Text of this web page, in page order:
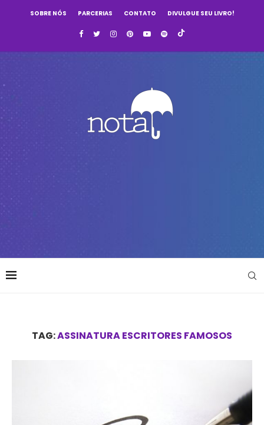
SOBRE NÓS PARCERIAS CONTATO DIVULGUE SEU LIVRO!
TAG:ASSINATURA ESCRITORES FAMOSOS